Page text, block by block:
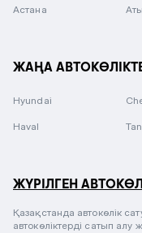
Астана
ЖАҢА
Hyundai
Haval
ЖҮРІЛГЕН
Қазақстанда автокөлік
автокөліктерді сатып алу